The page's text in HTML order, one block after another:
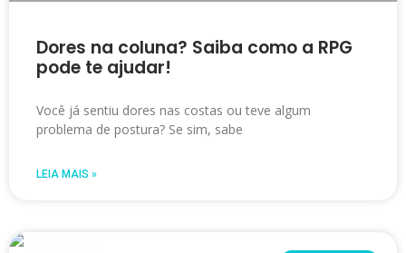
Dores na coluna? Saiba como a RPG
pode te ajudar!
Você já sentiu dores nas costas ou teve algum
problema de postura? Se sim, sabe
LEIA MAIS »